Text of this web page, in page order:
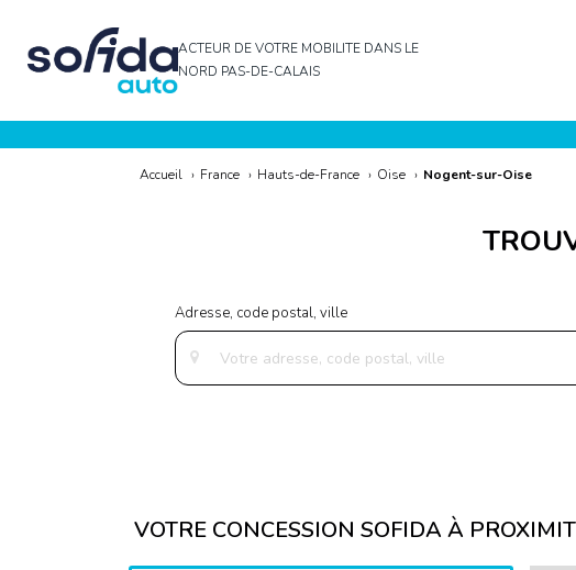
ACTEUR DE VOTRE MOBILITE DANS LE
NORD PAS-DE-CALAIS
Accueil › France › Hauts-de-France › Oise › Nogent-sur-Oise
VOTRE CONCESSION SOFIDA À